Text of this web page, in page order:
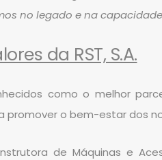
no legado e na
da RST, S.A.
como o melhor
promover o bem-estar dos
de Máquinas e